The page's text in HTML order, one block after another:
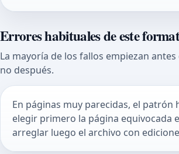
Errores habituales de este
La mayoría de los fallos empiezan antes
no después.
En páginas muy parecidas, el patrón
elegir primero la página equivocada
arreglar luego el archivo con